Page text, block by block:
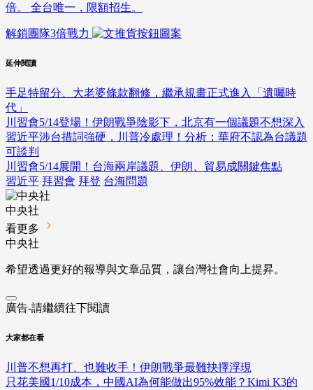
倍。 全台唯一，限額招生。
解鎖團隊3倍戰力
延伸閱讀
手足特留分、大老婆條款翻修，繼承規畫正式進入「遺囑時
代」
川習會5/14登場！伊朗戰爭陰影下，北京有一個議題不想深入
習近平涉台措詞強硬，川普冷處理！分析：華府不認為台議題
可談判
川習會5/14展開！台海兩岸議題、伊朗、貿易成關鍵焦點
習近平 拜習會 拜登 台海問題
中央社
看更多
中央社
希望透過更好的報導與文章品質，讓台灣社會向上提昇。
廣告-請繼續往下閱讀
大家都在看
川普不想再打、也難收手！伊朗戰爭最難抉擇浮現
只花美國1/10成本，中國AI為何能做出95%效能？Kimi K3的